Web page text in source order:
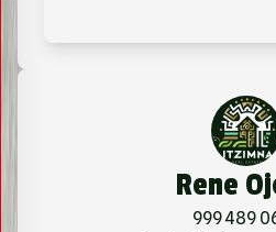
Rene
999 489